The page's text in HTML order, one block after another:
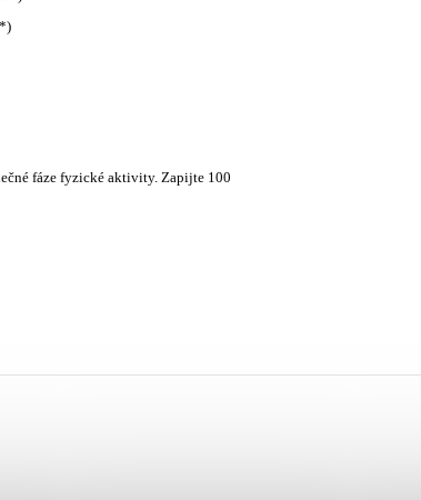
fáze fyzické aktivity. Zapijte 100